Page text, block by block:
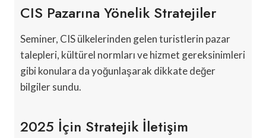
CIS Pazarına Yönelik Stratejiler
Seminer, CIS ülkelerinden gelen turistlerin pazar
talepleri, kültürel normları ve hizmet gereksinimleri
gibi konulara da yoğunlaşarak dikkate değer
bilgiler sundu.
2025 İçin Stratejik İletişim